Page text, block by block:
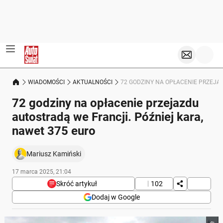
WIADOMOŚCI AKTUALNOŚCI 72 GODZINY NA OPŁACENIE
72 godziny na opłacenie przejazdu
autostradą we Francji. Później kara,
nawet 375 euro
Mariusz Kamiński
17 marca 2025, 21:04
Skróć artykuł
102
Dodaj w Google